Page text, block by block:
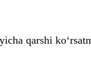
qarshi